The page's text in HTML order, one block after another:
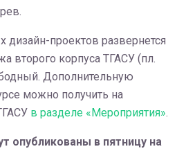
дизайн-проектов развернется
второго корпуса ТГАСУ (пл.
Дополнительную
можно получить на
в разделе «Мероприятия».
опубликованы в пятницу на